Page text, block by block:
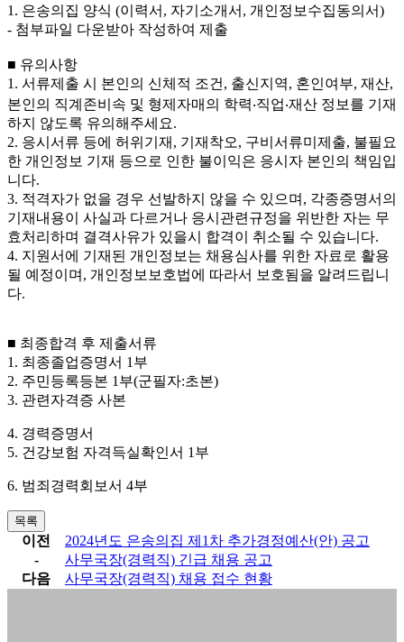
1. 은송의집 양식 (이력서 , 자기소개서 , 개인정보수집동의서)
- 첨부파일 다운받아 작성하여 제출
■ 유의사항
1. 서류제출 시 본인의 신체적 조건 , 출신지역, 혼인여부, 재산,
본인의 직계존비속 및 형제자매의 학력‧직업‧재산 정보를 기재
하지 않도록 유의해주세요.
2. 응시서류 등에 허위기재 , 기재착오, 구비서류미제출, 불필요
한 개인정보 기재 등으로 인한 불이익은 응시자 본인의 책임입
니다.
3. 적격자가 없을 경우 선발하지 않을 수 있으며 , 각종증명서의
기재내용이 사실과 다르거나 응시관련규정을 위반한 자는 무
효처리하며 결격사유가 있을시 합격이 취소될 수 있습니다.
4. 지원서에 기재된 개인정보는 채용심사를 위한 자료로 활용
될 예정이며 , 개인정보보호법에 따라서 보호됨을 알려드립니
다.
■ 최종합격 후 제출서류
1. 최종졸업증명서 1 부
2. 주민등록등본 1 부(군필자:초본)
3. 관련자격증 사본
4. 경력증명서
5. 건강보험 자격득실확인서 1 부
6. 범죄경력회보서 4부
목록
이전
2024년도 은송의집 제1차 추가경정예산(안) 공고
-
사무국장(경력직) 긴급 채용 공고
다음
사무국장(경력직) 채용 접수 현황